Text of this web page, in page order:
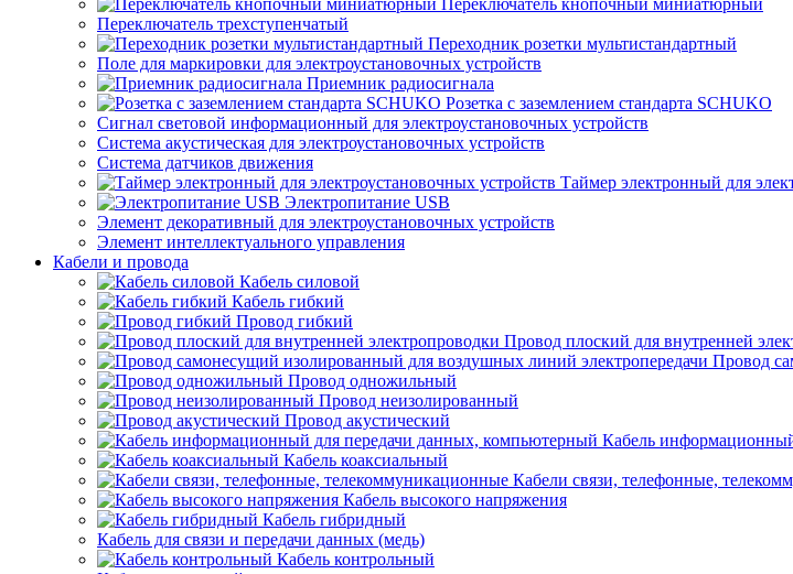
Переключатель кнопочный миниатюрный
Переключатель трехступенчатый
Переходник розетки мультистандартный
Поле для маркировки для электроустановочных устройств
Приемник радиосигнала
Розетка с заземлением стандарта SCHUKO
Сигнал световой информационный для электроустановочных устройств
Система акустическая для электроустановочных устройств
Система датчиков движения
Таймер электронный для
Электропитание USB
Элемент декоративный для электроустановочных устройств
Элемент интеллектуального управления
Кабели и провода
Кабель силовой
Кабель гибкий
Провод гибкий
Провод плоский для внутренней
Провод
Провод одножильный
Провод неизолированный
Провод акустический
Кабель
Кабель коаксиальный
Кабели связи, телефонные,
Кабель высокого напряжения
Кабель гибридный
Кабель для связи и передачи данных (медь)
Кабель контрольный